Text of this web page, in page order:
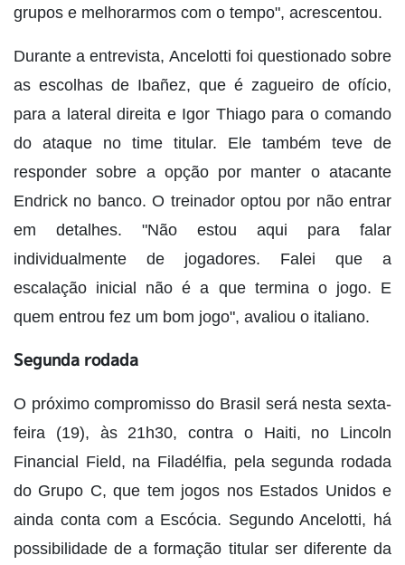
grupos e melhorarmos com o tempo", acrescentou.
Durante a entrevista, Ancelotti foi questionado sobre
as escolhas de Ibañez, que é zagueiro de ofício,
para a lateral direita e Igor Thiago para o comando
do ataque no time titular. Ele também teve de
responder sobre a opção por manter o atacante
Endrick no banco. O treinador optou por não entrar
em detalhes. "Não estou aqui para falar
individualmente de jogadores. Falei que a
escalação inicial não é a que termina o jogo. E
quem entrou fez um bom jogo", avaliou o italiano.
Segunda rodada
O próximo compromisso do Brasil será nesta sexta-
feira (19), às 21h30, contra o Haiti, no Lincoln
Financial Field, na Filadélfia, pela segunda rodada
do Grupo C, que tem jogos nos Estados Unidos e
ainda conta com a Escócia. Segundo Ancelotti, há
possibilidade de a formação titular ser diferente da